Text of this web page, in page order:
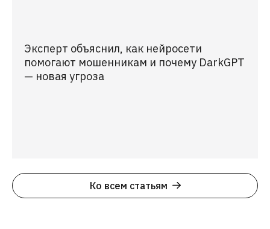
Эксперт объяснил, как нейросети
помогают мошенникам и почему DarkGPT
— новая угроза
Ко всем статьям